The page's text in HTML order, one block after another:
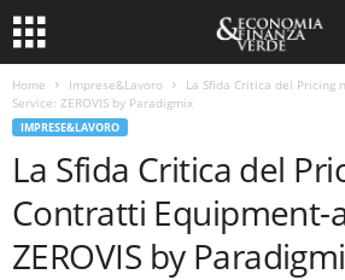
Home Imprese&Lavoro
La Sfida Critica del Pricing
Service: ZEROVIS by Paradigmix
IMPRESE&LAVORO
La Sfida Critica del
Contratti Equipment-
ZEROVIS by